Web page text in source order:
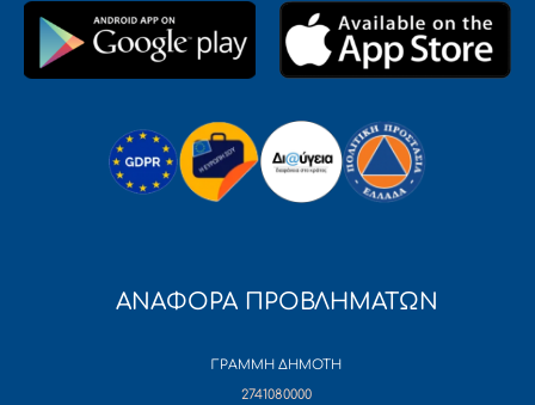
ΑΝΑΦΟΡΑ ΠΡΟΒΛΗΜΑΤΩΝ
ΓΡΑΜΜΗ ΔΗΜΟΤΗ
2741080000